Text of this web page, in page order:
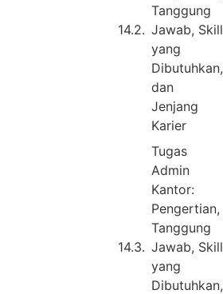
Tanggung
Jawab, Skill
yang
Dibutuhkan,
dan
Jenjang
Karier
Tugas
Admin
Kantor:
Pengertian,
Tanggung
Jawab, Skill
yang
Dibutuhkan,